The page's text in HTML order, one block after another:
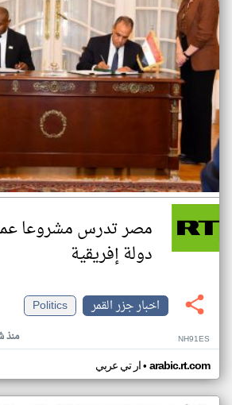
مصر تدرس مشروعا
دولة إفريقية
اخبار جزر القمر
Politics
منذ NH91ES
ار تي عربي• arabic.rt.com